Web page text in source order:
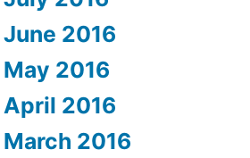
June 2016
May 2016
April 2016
March 2016